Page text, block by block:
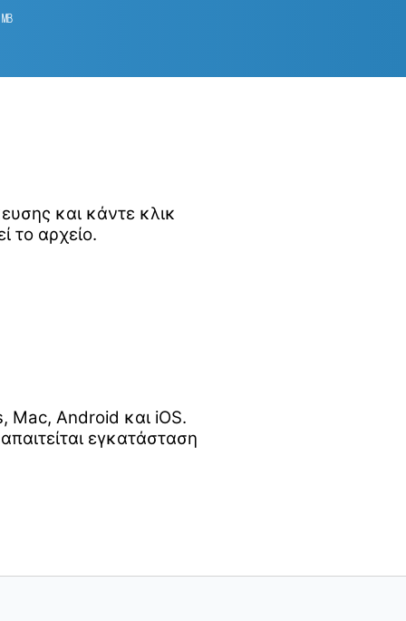
㎆︎
και κάντε κλικ
το αρχείο.
Mac, Android και iOS.
εγκατάσταση